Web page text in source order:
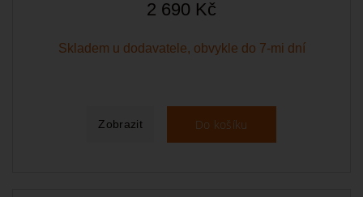
2 690 Kč
Skladem u dodavatele, obvykle do 7-mi dní
Zobrazit Do košíku